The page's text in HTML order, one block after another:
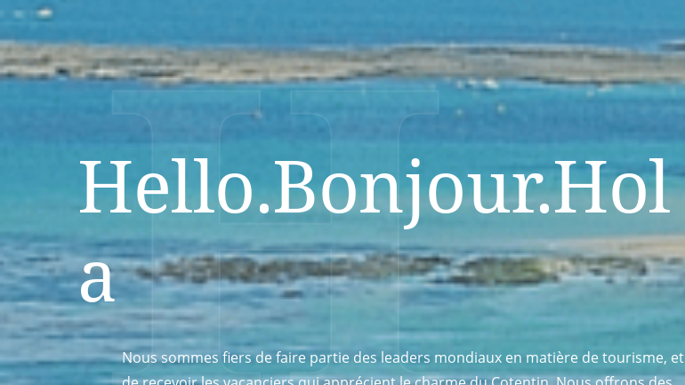
Hello.Bonjour.Hol
a
Nous sommes fiers de faire partie des leaders mondiaux en matière de tourisme, et